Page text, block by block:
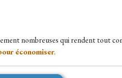
nombreuses qui rendent tout
économiser.